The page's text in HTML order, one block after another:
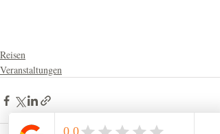
Reisen
Veranstaltungen